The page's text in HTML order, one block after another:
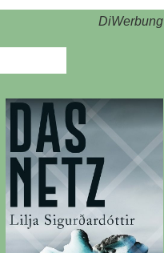
DiWerbung